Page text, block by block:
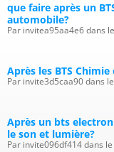
que faire après un
automobile?
Par invitea95aa4e6 dans
Après les BTS
Par invite3d5caa90 dans
Après un bts
le son et lumière?
Par invite096df414 dans